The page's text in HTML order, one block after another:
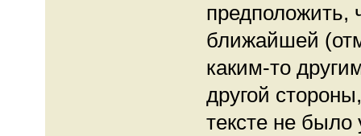
предположить,
ближайшей
каким-то
другой
тексте не было